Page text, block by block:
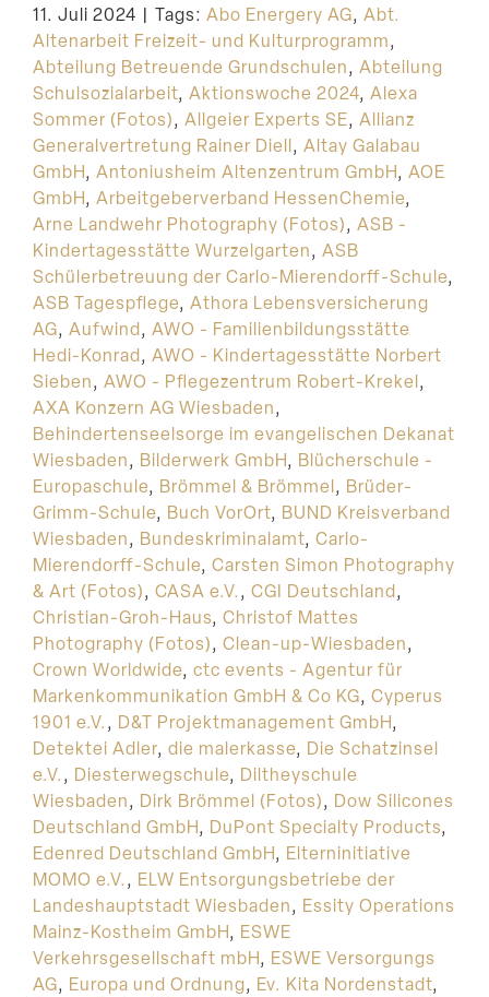
Suche
11. Juli 2024 | Tags: Abo Energery AG, Abt.
Altenarbeit Freizeit- und Kulturprogramm,
Abteilung Betreuende Grundschulen, Abteilung
Schulsozialarbeit, Aktionswoche 2024, Alexa
Sommer (Fotos), Allgeier Experts SE, Allianz
Generalvertretung Rainer Diell, Altay Galabau
GmbH, Antoniusheim Altenzentrum GmbH, AOE
GmbH, Arbeitgeberverband HessenChemie,
Arne Landwehr Photography (Fotos), ASB -
Kindertagesstätte Wurzelgarten, ASB
Schülerbetreuung der Carlo-Mierendorff-Schule,
ASB Tagespflege, Athora Lebensversicherung
AG, Aufwind, AWO - Familienbildungsstätte
Hedi-Konrad, AWO - Kindertagesstätte Norbert
Sieben, AWO - Pflegezentrum Robert-Krekel,
AXA Konzern AG Wiesbaden,
Behindertenseelsorge im evangelischen Dekanat
Wiesbaden, Bilderwerk GmbH, Blücherschule -
Europaschule, Brömmel & Brömmel, Brüder-
Grimm-Schule, Buch VorOrt, BUND Kreisverband
Wiesbaden, Bundeskriminalamt, Carlo-
Mierendorff-Schule, Carsten Simon Photography
& Art (Fotos), CASA e.V., CGI Deutschland,
Christian-Groh-Haus, Christof Mattes
Photography (Fotos), Clean-up-Wiesbaden,
Crown Worldwide, ctc events - Agentur für
Markenkommunikation GmbH & Co KG, Cyperus
1901 e.V., D&T Projektmanagement GmbH,
Detektei Adler, die malerkasse, Die Schatzinsel
e.V., Diesterwegschule, Diltheyschule
Wiesbaden, Dirk Brömmel (Fotos), Dow Silicones
Deutschland GmbH, DuPont Specialty Products,
Edenred Deutschland GmbH, Elterninitiative
MOMO e.V., ELW Entsorgungsbetriebe der
Landeshauptstadt Wiesbaden, Essity Operations
Mainz-Kostheim GmbH, ESWE
Verkehrsgesellschaft mbH, ESWE Versorgungs
AG, Europa und Ordnung, Ev. Kita Nordenstadt,